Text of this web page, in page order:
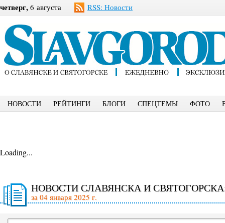
четверг, 6 августа RSS: Новости
НОВОСТИ РЕЙТИНГИ БЛОГИ СПЕЦТЕМЫ ФОТО
Loading...
НОВОСТИ СЛАВЯНСКА И
за 04 января 2025 г.